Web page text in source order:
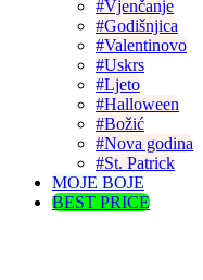
#Vjenčanje
#Godišnjica
#Valentinovo
#Uskrs
#Ljeto
#Halloween
#Božić
#Nova godina
#St. Patrick
MOJE BOJE
BEST PRICE